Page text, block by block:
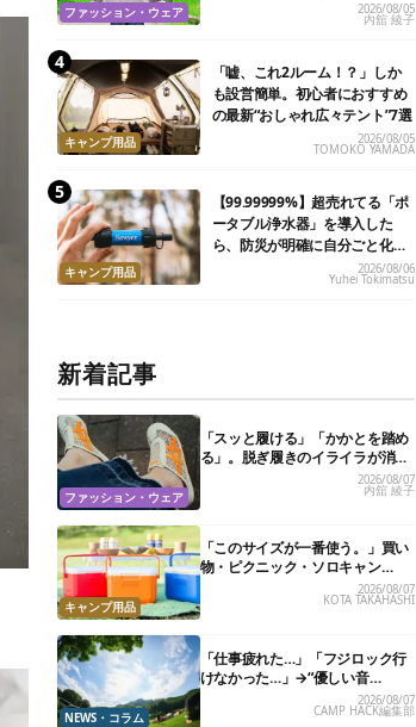
ファッション・ウェア 2026/08/05
内舘 綾子
キャンプ用品
「嘘、これ2ルーム！？」しか
も設営簡単。初心者におすすめ
の最新“おしゃれ広々テント”7選
2026/08/05
TOMOKO YAMADA
キャンプ用品
【99.99999%】超売れてる「ポ
ータブル浄水器」を導入した
ら、防災が明確に自分ごと化し
2026/08/06
Yuhei Tokimatsu
新着記事
ファッション・ウェア
「スッと履ける」「かかとを踏め
る」。脱ぎ履きのイライラが消え
る快適“スニーカーサンダル”6選
2026/08/07
内舘 綾子
キャンプ用品
「このサイズが一番使う。」買い
物・ピクニック・ソロキャン
に“ちょうどいい”小型クーラーボ
ックス13選
2026/08/07
KOTA TAKAHASHI
NEWS・コラム
「仕事疲れた…」「フジロック行
けなかった…」→“優しい音
楽”と“大きな自然”で治癒。まだ間
に合います。
2026/08/07
CAMP HACK編集部